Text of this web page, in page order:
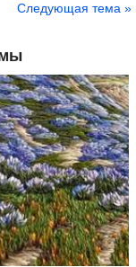
Следующая тема »